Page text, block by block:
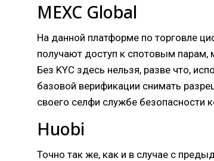
MEXC Global
На данной платформе по торговле
получают доступ к спотовым
Без KYC здесь нельзя, разве что,
базовой верификации снимать
своего селфи службе безопасности
Huobi
Точно так же, как и в случае с